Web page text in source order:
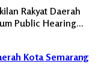
Rakyat Daerah
Public Hearing…
Kota Semarang